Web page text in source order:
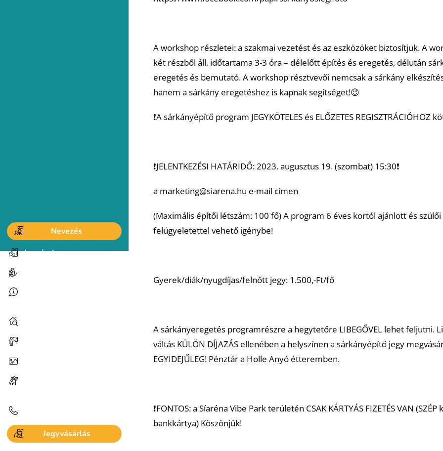
Nevezés
Jegyárak
Jegyvásárlás
A workshop részletei: a szakmai vezetést és az eszközöket biztosítjuk. A
két részből áll, időtartama 3-3 óra – délelőtt építés és eregetés, délután
eregetés és bemutató. A workshop résztvevői nemcsak a sárkány
hanem a sárkány eregetéshez is kapnak segítséget!😉
❗️A sárkányépítő program JEGYKÖTELES és ELŐZETES REGISZTRÁCIÓHOZ
❗️JELENTKEZÉSI HATÁRIDŐ: 2023. augusztus 19. (szombat) 15:30❗️
a marketing@siarena.hu e-mail címen
(Maximális építői létszám: 100 fő) A program 6 éves kortól ajánlott és szülői
felügyeletettel vehető igénybe!
Gyerek/diák/nyugdíjas/felnőtt jegy: 1.500,-Ft/fő
A sárkányeregetés programrészre a hegytetőre LIBEGŐVEL lehet feljutni.
váltás KÜLÖN DÍJAZÁS ellenében a helyszínen a sárkányépítő jegy
EGYIDEJŰLEG! Pénztár a Holle Anyó étteremben.
❗️FONTOS: a Síaréna Vibe Park területén CSAK KÁRTYÁS FIZETÉS VAN (SZÉP
bankkártya) Köszönjük!